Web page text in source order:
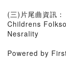
(三)片尾曲資訊：
Childrens
Nesrality
Powered by